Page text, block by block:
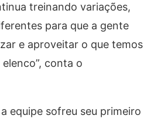
treinando variações,
para que a gente
e aproveitar o que temos
conta o
equipe sofreu seu primeiro